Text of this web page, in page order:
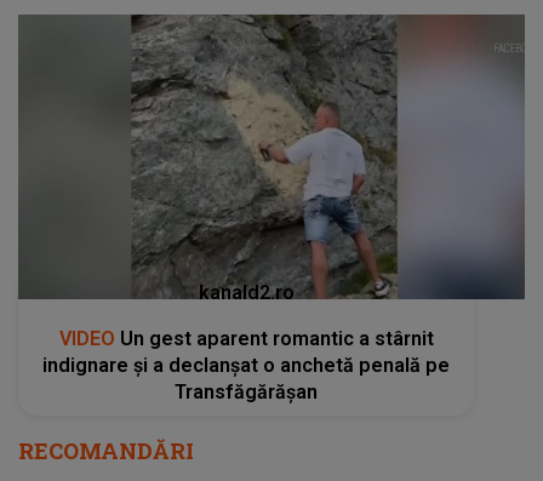
kanald2.ro
VIDEO Un gest aparent romantic a stârnit
indignare și a declanșat o anchetă penală pe
Transfăgărășan
RECOMANDĂRI